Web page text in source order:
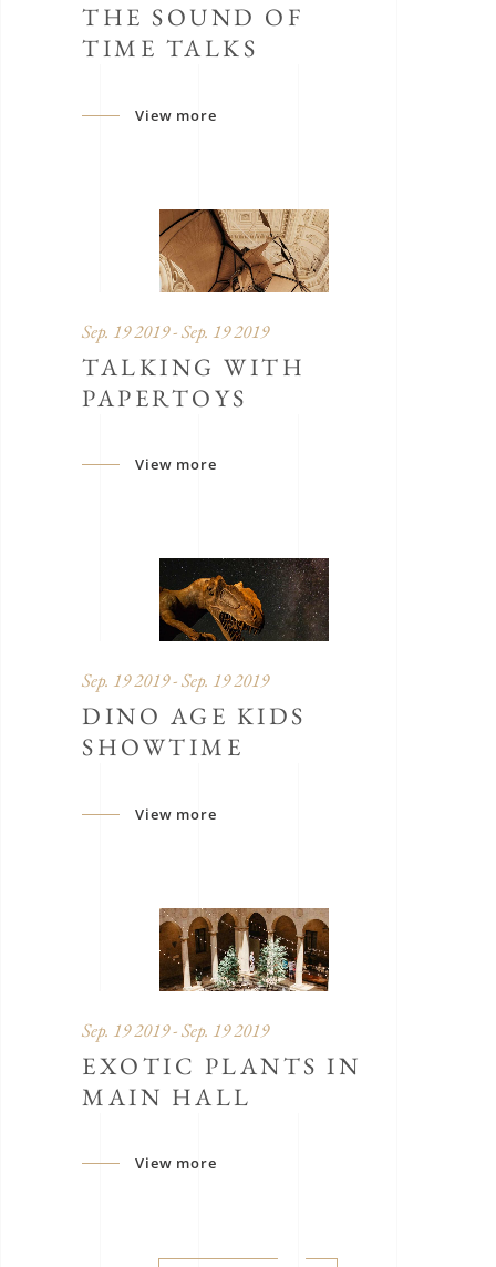
THE SOUND OF
TIME TALKS
View more
Sep. 19 2019 - Sep. 19 2019
TALKING WITH
PAPERTOYS
View more
Sep. 19 2019 - Sep. 19 2019
DINO AGE KIDS
SHOWTIME
View more
Sep. 19 2019 - Sep. 19 2019
EXOTIC PLANTS IN
MAIN HALL
View more